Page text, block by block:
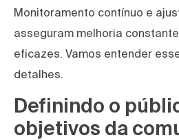
Monitoramento contínuo e
asseguram melhoria
eficazes. Vamos entender
detalhes.
Definindo o
objetivos da